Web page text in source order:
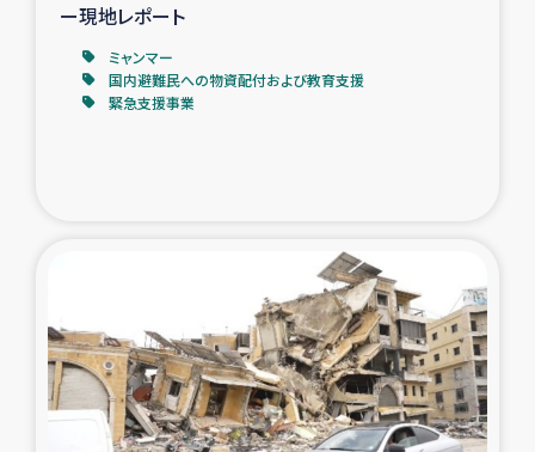
ー現地レポート
ミャンマー
国内避難民への物資配付および教育支援
緊急支援事業